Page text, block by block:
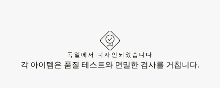
독일에서 디자인되었습니다
각 아이템은 품질 테스트와 면밀한 검사를 거칩니다.